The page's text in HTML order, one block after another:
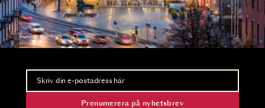
Nyhetsbrev
Ta del av förhandsinformation och biljettsläpp.
Prenumerera på nyhetsbrev